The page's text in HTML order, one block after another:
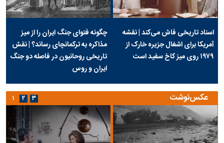
اسناد تاریخی فاش می‌کند | نقشه
آمریکا برای اشغال جزیره خارک از
۱۹۷۹ روی میز کاخ سفید است
چگونه فتوای جنگ ایران را از میز
مذاکره به ترکمانچای رساند؟ | نقش
تاریخی روحانیون در فاصله دو جنگ
ایران و روس
عکس‌نوشت ۱ ۲ ۳